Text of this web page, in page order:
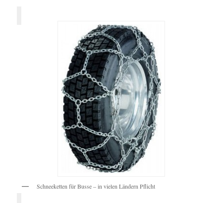
Schneeketten für Busse – in vielen Ländern Pflicht